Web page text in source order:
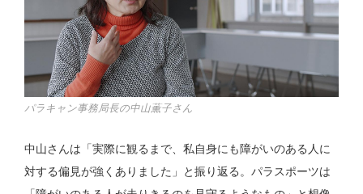
パラキャン事務局長の中山薫子さん
中山さんは「実際に観るまで、私自身にも障がいのある人に
対する偏見が強くありました」と振り返る。パラスポーツは